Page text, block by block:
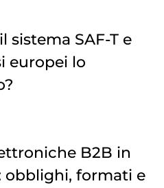
sistema SAF-T e
europei lo
B2B in
obblighi, formati e